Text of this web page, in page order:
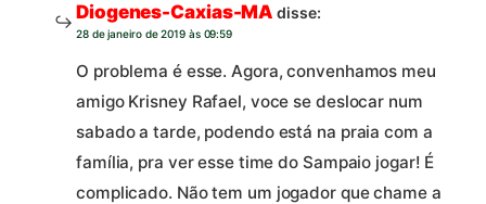
Diogenes-Caxias-MA disse:
28 de janeiro de 2019 às 09:59
O problema é esse. Agora, convenhamos meu
amigo Krisney Rafael, voce se deslocar num
sabado a tarde, podendo está na praia com a
família, pra ver esse time do Sampaio jogar! É
complicado. Não tem um jogador que chame a